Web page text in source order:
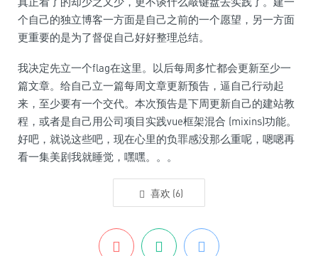
个自己的独立博客一方面是自己之前的一个愿望，另一方面
更重要的是为了督促自己好好整理总结。
我决定先立一个flag在这里。以后每周多忙都会更新至少一
篇文章。给自己立一篇每周文章更新预告，逼自己行动起
来，至少要有一个交代。本次预告是下周更新自己的建站教
程，或者是自己用公司项目实践vue框架混合 (mixins)功能。
好吧，就说这些吧，现在心里的负罪感没那么重呢，嗯嗯再
看一集美剧我就睡觉，嘿嘿。。。
喜欢 (6)